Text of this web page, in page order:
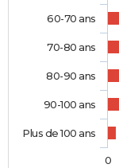
60-70 ans
70-80 ans
80-90 ans
90-100 ans
Plus de 100 ans
0